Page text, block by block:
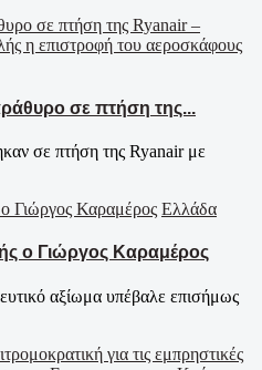
σε πτήση της...
σε πτήση της Ryanair με
Ελλάδα
ο Γιώργος Καραμέρος
αξίωμα υπέβαλε επισήμως